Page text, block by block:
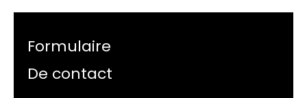
Formulaire
De contact